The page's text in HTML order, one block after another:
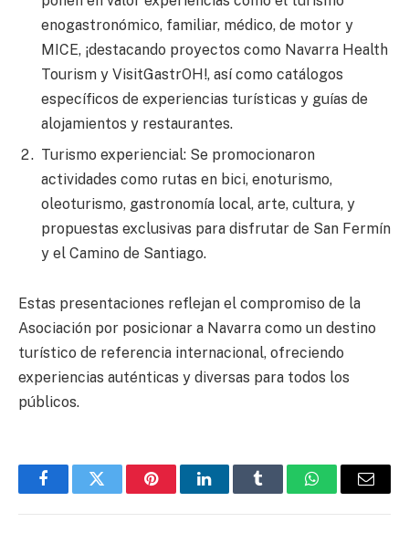
enogastronómico, familiar, médico, de motor y
MICE, ¡destacando proyectos como Navarra Health
Tourism y VisitGastrOH!, así como catálogos
específicos de experiencias turísticas y guías de
alojamientos y restaurantes.
Turismo experiencial: Se promocionaron
actividades como rutas en bici, enoturismo,
oleoturismo, gastronomía local, arte, cultura, y
propuestas exclusivas para disfrutar de San Fermín
y el Camino de Santiago.
Estas presentaciones reflejan el compromiso de la
Asociación por posicionar a Navarra como un destino
turístico de referencia internacional, ofreciendo
experiencias auténticas y diversas para todos los
públicos.
FacebookTwitter PinterestLinkedInTumblr WhatsAppEmail